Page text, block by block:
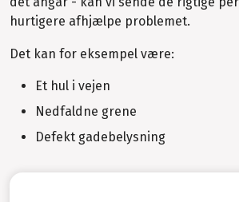
hurtigere afhjælpe problemet.
Det kan for eksempel være:
Et hul i vejen
Nedfaldne grene
Defekt gadebelysning